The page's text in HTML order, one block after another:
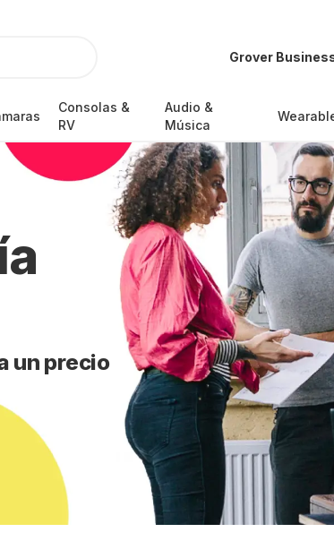
Grover
Consolas &
RV
Audio &
Música
un precio